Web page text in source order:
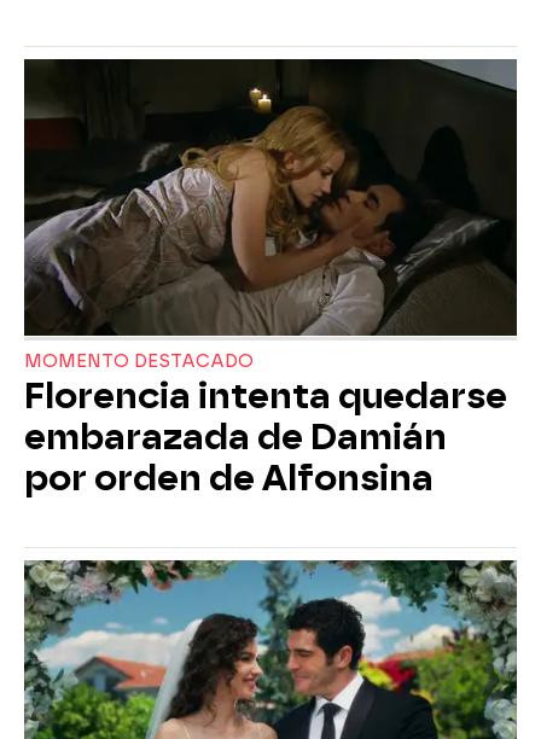
MOMENTO DESTACADO
Florencia intenta quedarse
embarazada de Damián
por orden de Alfonsina